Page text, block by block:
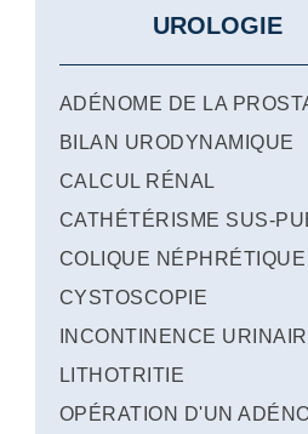
UROLOGIE
ADÉNOME DE LA
BILAN URODYNAMIQUE
CALCUL RÉNAL
CATHÉTÉRISME SUS-
COLIQUE NÉPHRÉTIQUE
CYSTOSCOPIE
INCONTINENCE
LITHOTRITIE